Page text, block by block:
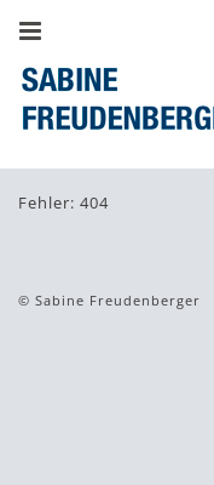
Fehler: 404
© Sabine Freudenberger